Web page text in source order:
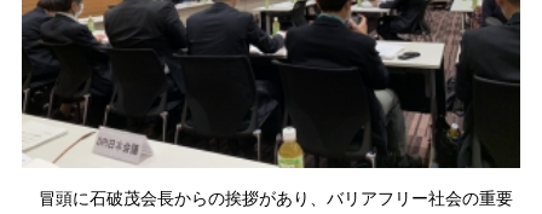
冒頭に石破茂会長からの挨拶があり、バリアフリー社会の重要